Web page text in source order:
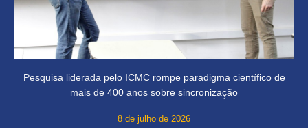
Pesquisa liderada pelo ICMC rompe paradigma científico de
mais de 400 anos sobre sincronização
8 de julho de 2026